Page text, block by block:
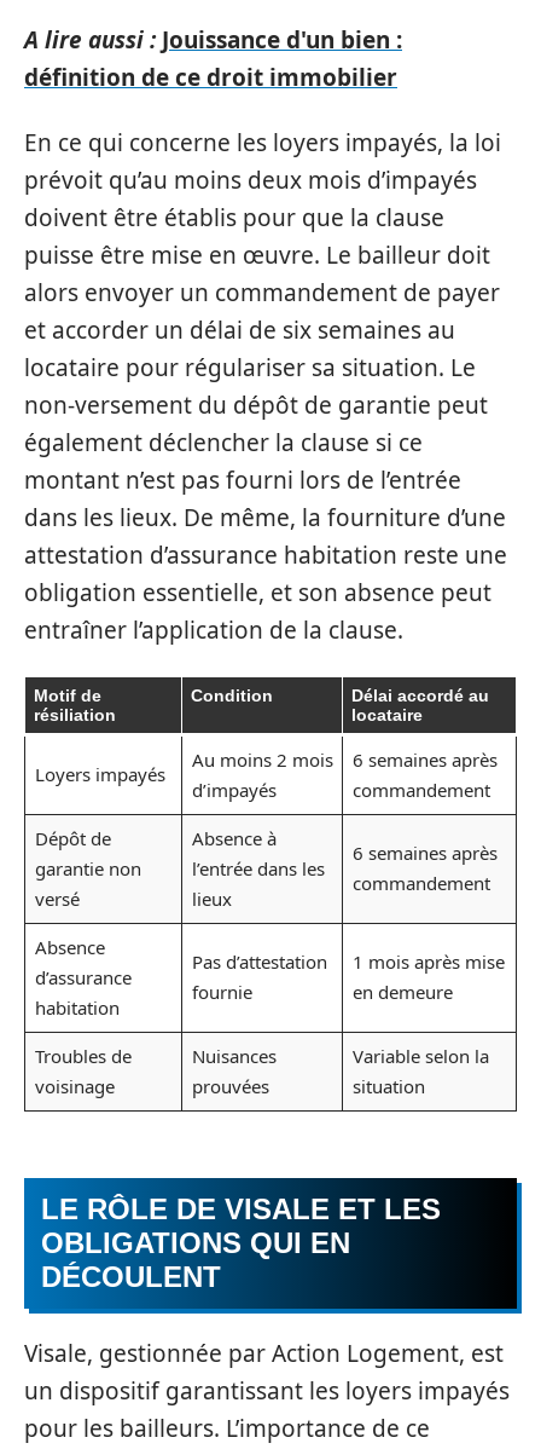
A lire aussi : Jouissance d'un bien :
définition de ce droit immobilier
En ce qui concerne les loyers impayés, la loi
prévoit qu’au moins deux mois d’impayés
doivent être établis pour que la clause
puisse être mise en œuvre. Le bailleur doit
alors envoyer un commandement de payer
et accorder un délai de six semaines au
locataire pour régulariser sa situation. Le
non-versement du dépôt de garantie peut
également déclencher la clause si ce
montant n’est pas fourni lors de l’entrée
dans les lieux. De même, la fourniture d’une
attestation d’assurance habitation reste une
obligation essentielle, et son absence peut
entraîner l’application de la clause.
Motif de
résiliation
Condition
Délai accordé au
locataire
Loyers impayés
Au moins 2 mois
d’impayés
6 semaines après
commandement
Dépôt de
garantie non
versé
Absence à
l’entrée dans les
lieux
6 semaines après
commandement
Absence
d’assurance
habitation
Pas d’attestation
fournie
1 mois après mise
en demeure
Troubles de
voisinage
Nuisances
prouvées
Variable selon la
situation
LE RÔLE DE VISALE ET LES
OBLIGATIONS QUI EN
DÉCOULENT
Visale, gestionnée par Action Logement, est
un dispositif garantissant les loyers impayés
pour les bailleurs. L’importance de ce